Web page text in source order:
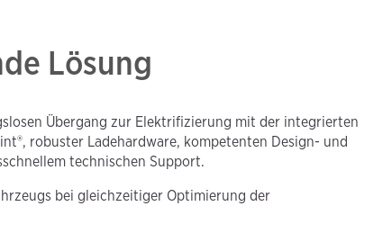
Lösung
Übergang zur Elektrifizierung mit der integrierten
robuster Ladehardware, kompetenten Design- und
technischen Support.
bei gleichzeitiger Optimierung der